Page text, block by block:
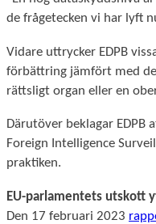
de frågetecken vi har lyft
Vidare uttrycker EDPB
förbättring jämfört med
rättsligt organ eller en
Därutöver beklagar
Foreign Intelligence
praktiken.
EU-parlamentets utskott
Den 17 februari 2023
Nödvändiga
går inte att
välja bort.
De behövs
hemsidan
över huvud